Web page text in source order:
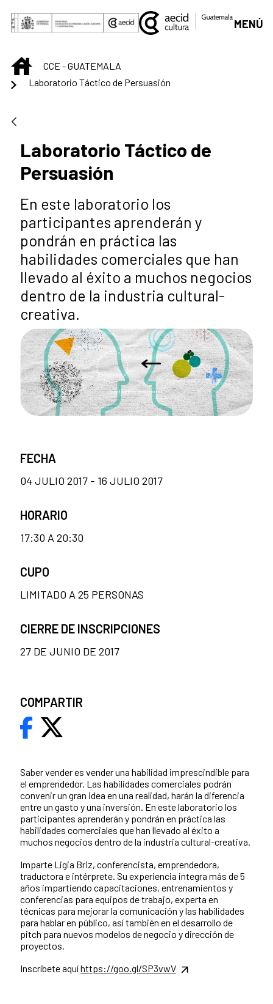
Saltar al contenido principal
MENÚ
INICIOCCE - GUATEMALA
Laboratorio Táctico de Persuasión
Laboratorio Táctico de
Persuasión
En este laboratorio los
participantes aprenderán y
pondrán en práctica las
habilidades comerciales que han
llevado al éxito a muchos negocios
dentro de la industria cultural-
creativa.
Saber vender es vender una habilidad imprescindible para
el emprendedor. Las habilidades comerciales podrán
convenir un gran idea en una realidad, harán la diferencia
entre un gasto y una inversión. En este laboratorio los
participantes aprenderán y pondrán en práctica las
habilidades comerciales que han llevado al éxito a
muchos negocios dentro de la industria cultural-creativa.
Imparte Ligia Briz, conferencista, emprendedora,
traductora e intérprete. Su experiencia integra más de 5
años impartiendo capacitaciones, entrenamientos y
conferencias para equipos de trabajo, experta en
técnicas para mejorar la comunicación y las habilidades
para hablar en público, así también en el desarrollo de
pitch para nuevos modelos de negocio y dirección de
proyectos.
Inscríbete aquíhttps://goo.gl/SP3vwV
FECHA
04 JULIO 2017 - 16 JULIO 2017
HORARIO
17:30 A 20:30
CUPO
LIMITADO A 25 PERSONAS
CIERRE DE INSCRIPCIONES
27 DE JUNIO DE 2017
COMPARTIR